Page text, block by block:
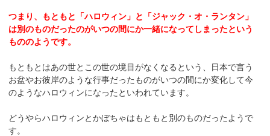
つまり、もともと「ハロウィン」と「ジャック・オ・ランタン」
は別のものだったのがいつの間にか一緒になってしまったという
もののようです。
もともとはあの世とこの世の境目がなくなるという、日本で言う
お盆やお彼岸のような行事だったものがいつの間にか変化して今
のようなハロウィンになったといわれています。
どうやらハロウィンとかぼちゃはもともと別のものだったようで
す。